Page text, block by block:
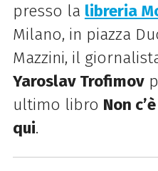
presso la libreria
Milano, in piazza
Mazzini, il
Yaroslav Trofimov
ultimo libro Non
qui.